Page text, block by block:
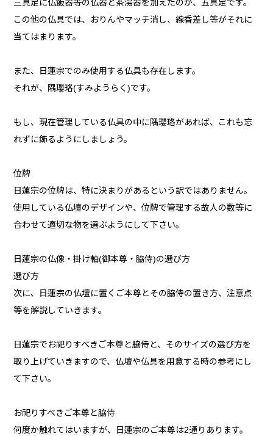
三具足に仏飯器等の仏器と茶湯器を加えたのが、五具足です。
この他の仏具では、おりんやマッチ消し、線香差し等がそれに
当てはまります。
また、日蓮宗でのみ使用する仏具も存在します。
それが、隅瓔珞(すみようらく)です。
もし、現在管理している仏具の中に隅瓔珞があれば、これも忘
れずに飾るようにしましょう。
位牌
日蓮宗の位牌は、特に決まりがあるという訳ではありません。
使用している仏壇のデザインや、位牌で管理する故人の数等に
合わせて適切な物を選ぶようにして下さい。
日蓮宗の仏像・掛け軸(御本尊・脇侍)の選び方
選び方
次に、日蓮宗の仏壇に置くご本尊とその脇侍の置き方、注意点
等を解説していきます。
日蓮宗でお祀りすべきご本尊と脇侍と、そのサイズの選び方を
取り上げていきますので、仏壇や仏具を用意する時の参考にし
て下さい。
お祀りすべきご本尊と脇侍
何度か触れてはいますが、日蓮宗のご本尊は2通りあります。